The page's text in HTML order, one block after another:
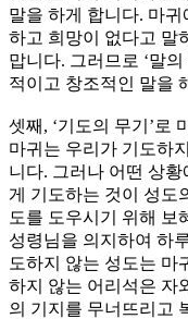
말을 하게 합니다. 마
하고 희망이 없다고 말
맙니다. 그러므로 ‘말
적이고 창조적인 말을
셋째, ‘기도의 무기’로
마귀는 우리가 기도하
니다. 그러나 어떤 상
게 기도하는 것이 성도
도를 도우시기 위해 보
성령님을 의지하여 하
도하지 않는 성도는 마
하지 않는 어리석은 자
의 기지를 무너뜨리고